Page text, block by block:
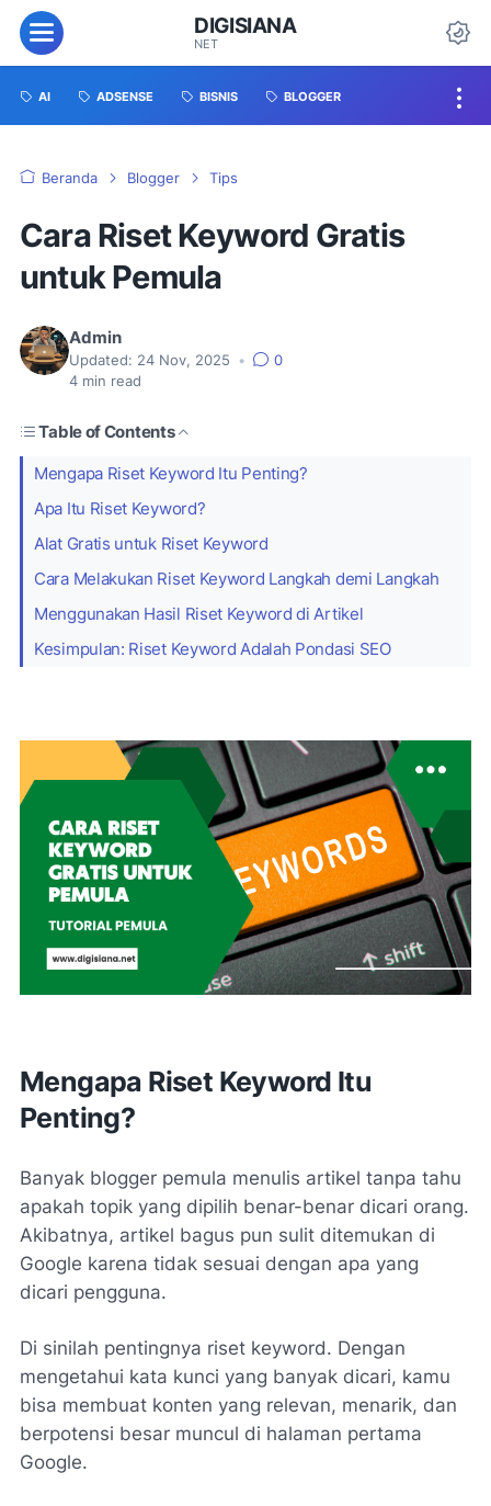
DIGISIANA
NET
AI ADSENSE BISNIS BLOGGER
Beranda Blogger Tips
Cara Riset Keyword Gratis
untuk Pemula
Admin
Updated: 24 Nov, 2025 •
0
4 min read
Table of Contents
Mengapa Riset Keyword Itu Penting?
Apa Itu Riset Keyword?
Alat Gratis untuk Riset Keyword
Cara Melakukan Riset Keyword Langkah demi Langkah
Menggunakan Hasil Riset Keyword di Artikel
Kesimpulan: Riset Keyword Adalah Pondasi SEO
Mengapa Riset Keyword Itu
Penting?
Banyak blogger pemula menulis artikel tanpa tahu
apakah topik yang dipilih benar-benar dicari orang.
Akibatnya, artikel bagus pun sulit ditemukan di
Google karena tidak sesuai dengan apa yang
dicari pengguna.
Di sinilah pentingnya riset keyword. Dengan
mengetahui kata kunci yang banyak dicari, kamu
bisa membuat konten yang relevan, menarik, dan
berpotensi besar muncul di halaman pertama
Google.